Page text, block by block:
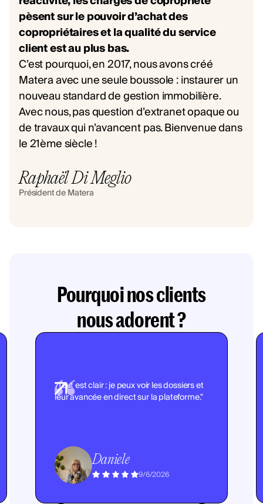
pèsent sur le pouvoir d’achat des
copropriétaires et la qualité du service
client est au plus bas.
C’est pourquoi, en 2017, nous avons créé
Matera avec une seule boussole : instaurer un
nouveau standard de gestion immobilière.
Avec nous, pas question d’extranet opaque ou
de travaux qui n’avancent pas. Bienvenue dans
le 21ème siècle !
Raphaël Di Meglio
Président de Matera
Pourquoi nos clients
nous adorent ?
"Tout est clair : je peux voir les dossiers et
leur avancée en direct sur la plateforme."
Daniele
9/6/2026